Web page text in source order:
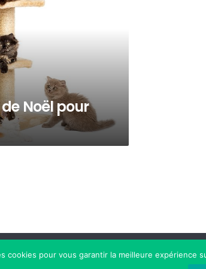
Noël pour
Lisa. Tous droits réservés.
cookies pour vous garantir la meilleure